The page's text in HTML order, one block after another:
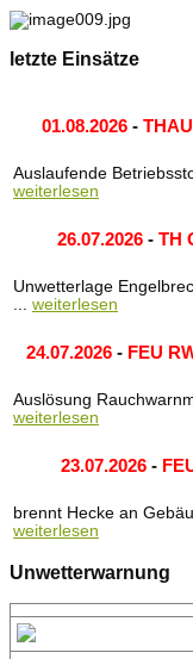
letzte Einsätze
01.08.2026 -
Auslaufende
weiterlesen
26.07.2026- TH
Unwetterlage
... weiterlesen
24.07.2026 - FEU
Auslösung
weiterlesen
23.07.2026-
brennt Hecke an
weiterlesen
Unwetterwarnung